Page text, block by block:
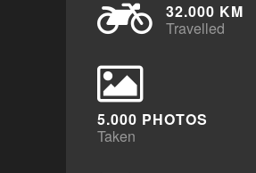
32.000 KM
Travelled
5.000 PHOTOS
Taken